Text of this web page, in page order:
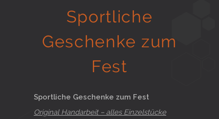
Gesund in Form
Sauna- und Freizeitcenter
Aktiv für Ihre Gesundheit
Sportliche
Geschenke zum
Fest
Sportliche Geschenke zum Fest
Original Handarbeit – alles Einzelstücke